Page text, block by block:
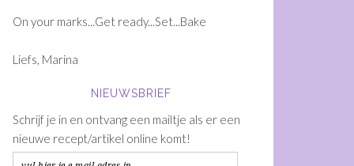
On your marks...Get ready...Set...Bake
Liefs, Marina
NIEUWSBRIEF
Schrijf je in en ontvang een mailtje als er een
nieuwe recept/artikel online komt!
vul